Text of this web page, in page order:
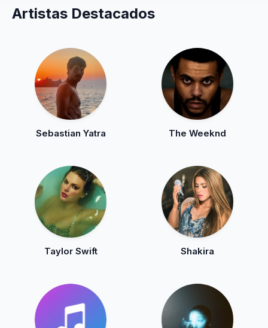
Artistas Destacados
Sebastian Yatra The Weeknd
Taylor Swift Shakira